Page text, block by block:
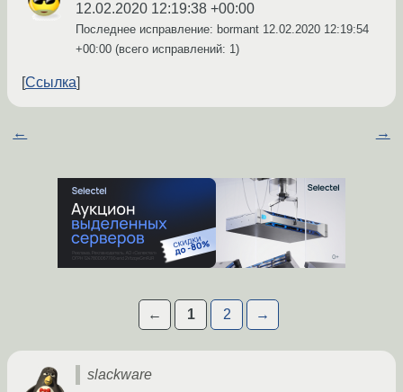
12.02.2020 12:19:38 +00:00
Последнее исправление: bormant 12.02.2020 12:19:54
+00:00 (всего исправлений: 1)
Ссылка
← →
← 1 2 →
slackware